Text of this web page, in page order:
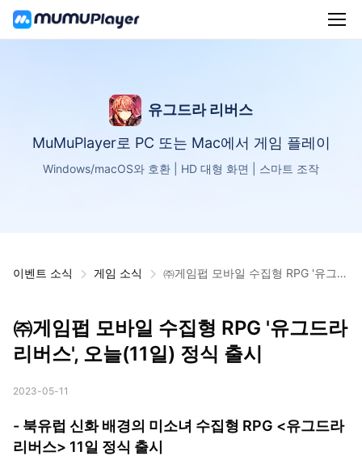
유그드라 리버스
MuMuPlayer로 PC 또는 Mac에서 게임 플레이
Windows/macOS와 호환 | HD 대형 화면 | 스마트 조작
이벤트 소식 게임 소식
㈜게임펍 모바일 수집형 RPG '유그드
㈜게임펍 모바일 수집형 RPG '유그드라
리버스', 오늘(11일) 정식 출시
2023-05-11
- 북유럽 신화 배경의 미소녀 수집형 RPG <유그드라
리버스> 11일 정식 출시